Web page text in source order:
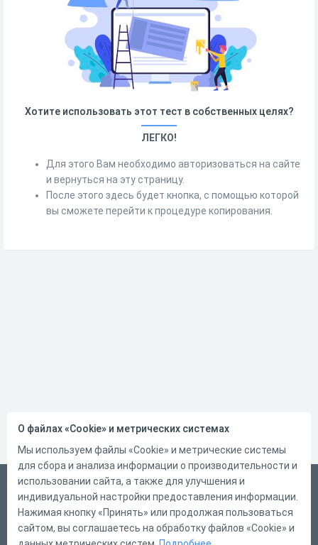
Хотите использовать этот тест в собственных целях?
ЛЕГКО!
Для этого Вам необходимо авторизоваться на сайте
и вернуться на эту страницу.
После этого здесь будет кнопка, с помощью которой
вы сможете перейти к процедуре копирования.
Русский
Справка
Форма обратной связи
О файлах «Cookie» и метрических системах
Мы используем файлы «Cookie» и метрические системы
для сбора и анализа информации о производительности и
использовании сайта, а также для улучшения и
индивидуальной настройки предоставления информации.
Нажимая кнопку «Принять» или продолжая пользоваться
сайтом, вы соглашаетесь на обработку файлов «Cookie» и